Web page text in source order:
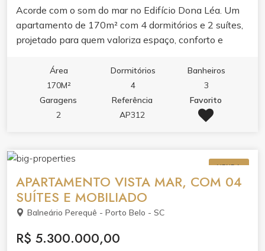
Acorde com o som do mar no Edifício Dona Léa. Um
apartamento de 170m² com 4 dormitórios e 2 suítes,
projetado para quem valoriza espaço, conforto e
varanda gourmet e churrasqueira, cozinha planejada e
ar condicionado garantem praticidade e bem-estar. O
lazer do condomínio completa a experiência com
academia, sala de jogos, salão de festas e espaço
Área
170M²
Dormitórios
4
Banheiros
3
Garagens
2
Referência
AP312
Favorito
VENDA
APARTAMENTO VISTA MAR, COM 04
SUÍTES E MOBILIADO
Balneário Perequê - Porto Belo - SC
R$ 5.300.000,00